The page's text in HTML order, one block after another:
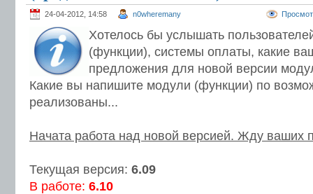
24-04-2012, 14:58 n0wheremany
Хотелось бы услышать
(функции), системы оплаты, какие
предложения для новой версии
Какие вы напишите модули (функции) по
реализованы...
Начата работа над новой версией. Жду ваших
Текущая версия: 6.09
В работе: 6.10